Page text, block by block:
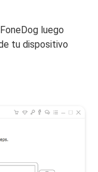
luego
tu dispositivo